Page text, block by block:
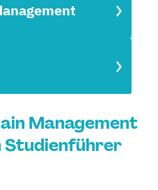
Management
Studienführer